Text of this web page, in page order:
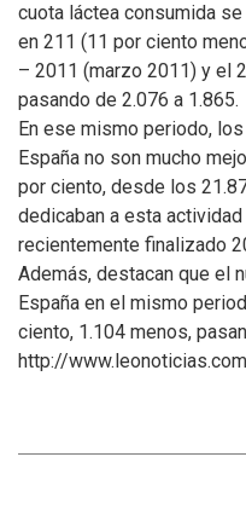
cuota láctea consumida
en 211 (11 por ciento
– 2011 (marzo 2011) y el
pasando de 2.076 a 1.865.
En ese mismo periodo,
España no son mucho
por ciento, desde los
dedicaban a esta
recientemente finalizado
Además, destacan que el
España en el mismo
ciento, 1.104 menos,
http://www.leonoticias.com